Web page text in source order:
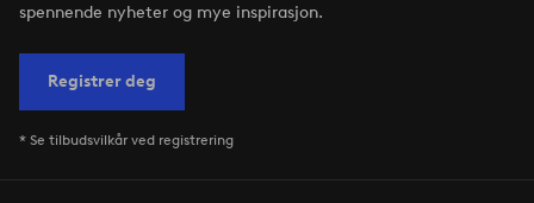
spennende nyheter og mye inspirasjon.
Registrer deg
* Se tilbudsvilkår ved registrering